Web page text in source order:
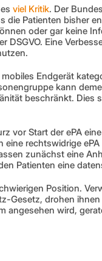
viel Kritik. Der
die Patienten bisher
oder gar keine
DSGVO. Eine
Endgerät
kann
beschränkt. Dies
vor Start der ePA
rechtswidrige
zunächst eine
Patienten eine
Position.
Gesetz, drohen
angesehen wird,